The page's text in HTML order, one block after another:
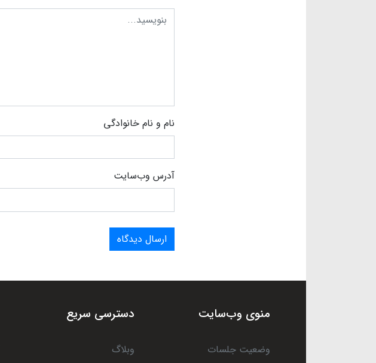
نام و نام خانوادگی
آدرس وب‌سایت
ارسال دیدگاه
منوی وب‌سایت
وضعیت جلسات
دسترسی سریع
وبلاگ